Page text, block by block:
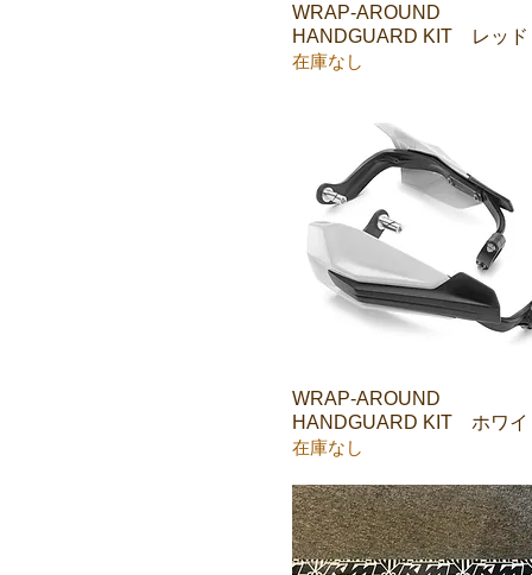
クイックビュー
WRAP-AROUND
HANDGUARD KIT レッド
在庫なし
クイックビュー
WRAP-AROUND
HANDGUARD KIT ホワイ
在庫なし